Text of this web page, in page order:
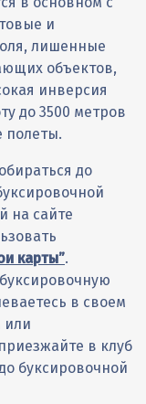
и
лишенные
объектов,
инверсия
до 3500 метров
полеты.
до
на сайте
карты”.
в своем
или
в клуб
буксировочной